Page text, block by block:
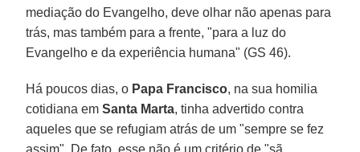
mediação do Evangelho, deve olhar não apenas para
trás, mas também para a frente, "para a luz do
Evangelho e da experiência humana" (GS 46).
Há poucos dias, o Papa Francisco, na sua homilia
cotidiana emSanta Marta, tinha advertido contra
aqueles que se refugiam atrás de um "sempre se fez
assim". De fato, esse não é um critério de "sã